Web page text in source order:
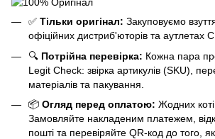
✅ Тільки оригінал: Закуповуємо
офіційних дистриб'юторів та аутлетах
🔍 Потрійна перевірка: Кожна пара
Legit Check: звірка артикулів (SKU),
матеріалів та пакування.
📦 Огляд перед оплатою: Жодних
Замовляйте накладеним платежем,
пошті та перевіряйте QR-код до того,